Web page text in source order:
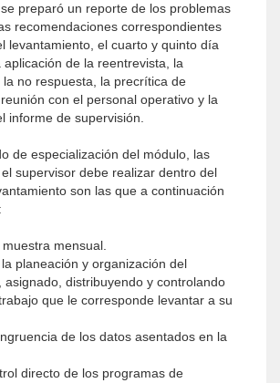
preparó un reporte de los problemas
recomendaciones correspondientes
levantamiento, el cuarto y quinto día
aplicación de la reentrevista, la
la no respuesta, la precrítica de
con el personal operativo y la
informe de supervisión.
de especialización del módulo, las
supervisor debe realizar dentro del
son las que a continuación
mensual.
planeación y organización del
asignado, distribuyendo y controlando
que le corresponde levantar a su
de los datos asentados en la
directo de los programas de